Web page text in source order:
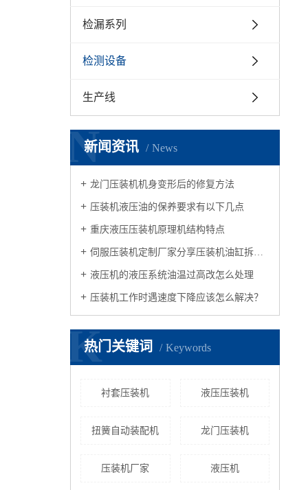
检漏系列
检测设备
生产线
新闻资讯 News
N
龙门压装机机身变形后的修复方法
压装机液压油的保养要求有以下几点
重庆液压压装机原理机结构特点
伺服压装机定制厂家分享压装机油缸拆装操作规
液压机的液压系统油温过高改怎么处理
压装机工作时遇速度下降应该怎么解决？
热门关键词 Keywords
K
衬套压装机 液压压装机
扭簧自动装配机 龙门压装机
压装机厂家 液压机